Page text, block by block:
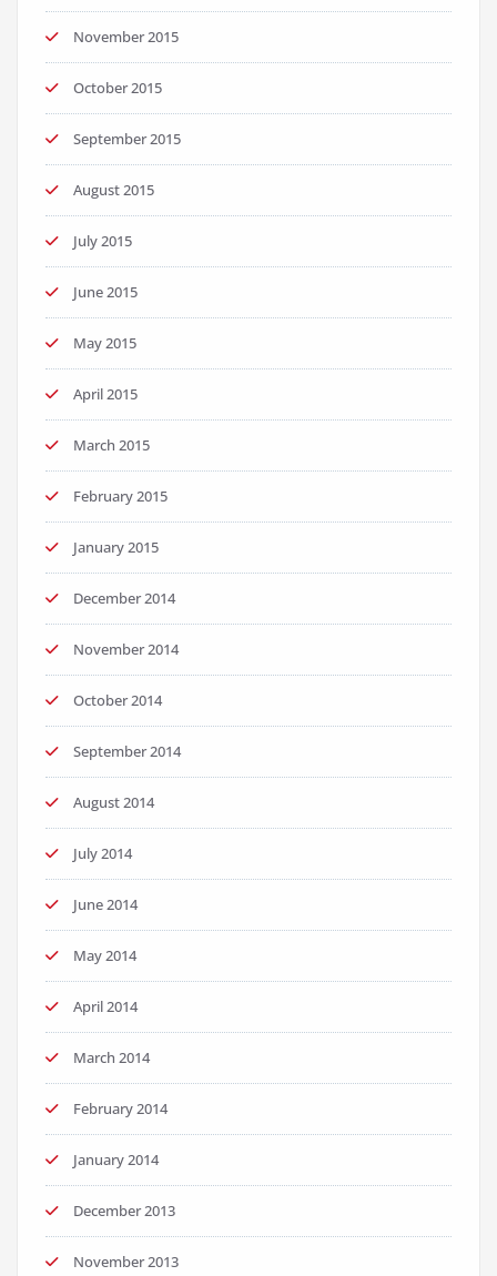
November 2015
October 2015
September 2015
August 2015
July 2015
June 2015
May 2015
April 2015
March 2015
February 2015
January 2015
December 2014
November 2014
October 2014
September 2014
August 2014
July 2014
June 2014
May 2014
April 2014
March 2014
February 2014
January 2014
December 2013
November 2013